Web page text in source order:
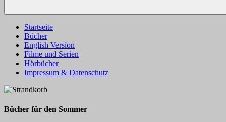
Startseite
Bücher
English Version
Filme und Serien
Hörbücher
Impressum & Datenschutz
Bücher für den Sommer